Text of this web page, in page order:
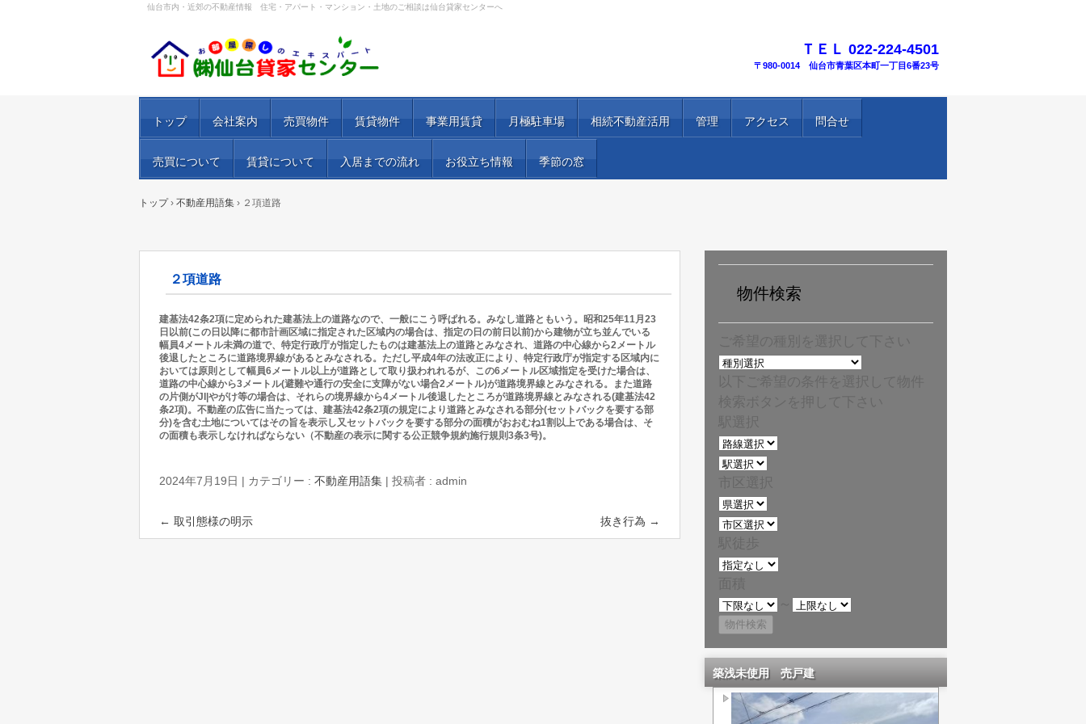
仙台市内・近郊の不動産情報 住宅・アパート・マンション・土地のご相談は仙台貸家センターへ
ＴＥＬ 022-224-4501
〒980-0014 仙台市青葉区本町一丁目6番23号
トップ 会社案内 売買物件 賃貸物件 事業用賃貸 月極駐車場 相続不動産活用 管理 アクセス 問合せ
売買について 賃貸について 入居までの流れ お役立ち情報 季節の窓
トップ › 不動産用語集 › ２項道路
２項道路
建基法42条2項に定められた建基法上の道路なので、一般にこう呼ぱれる。みなし道路ともいう。昭和25年11月23
日以前(この日以降に都市計画区域に指定された区域内の場合は、指定の日の前日以前)から建物が立ち並んでいる
幅員4メートル未満の道で、特定行政庁が指定したものは建基法上の道路とみなされ、道路の中心線から2メートル
後退したところに道路境界線があるとみなされる。ただし平成4年の法改正により、特定行政庁が指定する区域内に
おいては原則として幅員6メートル以上が道路として取り扱われれるが、この6メートル区域指定を受けた場合は、
道路の中心線から3メートル(避難や通行の安全に支障がない場合2メートル)が道路境界線とみなされる。また道路
の片側がJI|やがけ等の場合は、それらの境界線から4メートル後退したところが道路境界線とみなされる(建基法42
条2項)。不動産の広告に当たっては、建基法42条2項の規定により道路とみなされる部分(セットバックを要する部
分)を含む土地についてはその旨を表示し又セットバックを要する部分の面積がおおむね1割以上である場合は、そ
の面積も表示しなければならない（不動産の表示に関する公正競争規約施行規則3条3号)。
2024年7月19日 | カテゴリー :不動産用語集 |投稿者 : admin
← 取引態様の明示 抜き行為 →
物件検索
築浅未使用 売戸建